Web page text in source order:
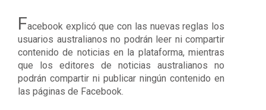
Facebook explicó que con las nuevas reglas los
usuarios australianos no podrán leer ni compartir
contenido de noticias en la plataforma, mientras
que los editores de noticias australianos no
podrán compartir ni publicar ningún contenido en
las páginas de Facebook.